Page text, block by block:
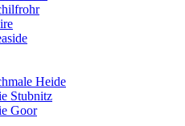
Heide
Stubnitz
Goor